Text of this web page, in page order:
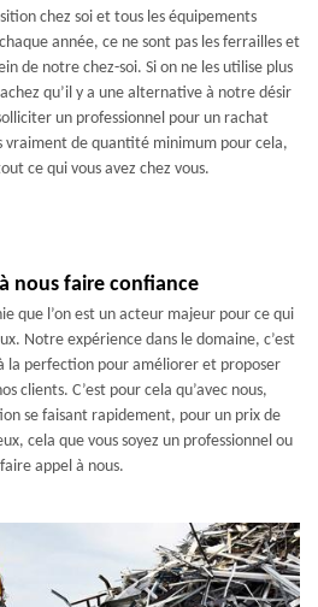
chez soi et tous les équipements
année, ce ne sont pas les ferrailles et
de notre chez-soi. Si on ne les utilise plus
qu’il y a une alternative à notre désir
un professionnel pour un rachat
vraiment de quantité minimum pour cela,
ce qui vous avez chez vous.
nous faire confiance
que l’on est un acteur majeur pour ce qui
Notre expérience dans le domaine, c’est
la perfection pour améliorer et proposer
clients. C’est pour cela qu’avec nous,
se faisant rapidement, pour un prix de
cela que vous soyez un professionnel ou
appel à nous.